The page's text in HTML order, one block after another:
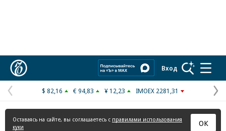
Вход
Предыдущая
страница
$ 82,16 € 94,83 ¥ 12,23 IMOEX 2281,31
Оставаясь на сайте, вы соглашаетесь с правилами использования
куки
ОК